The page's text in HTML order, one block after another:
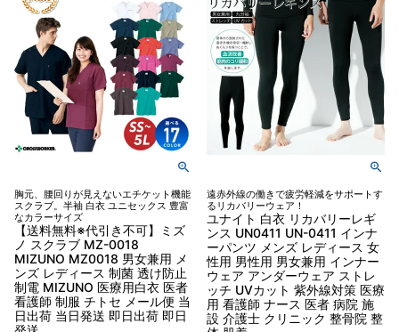
胸元、腰回りが見えないエチケット機能
スクラブ。半袖 白衣 ユニセックス 豊富
なカラーサイズ
【送料無料※代引き不可】ミズ
ノ スクラブ MZ-0018
MIZUNO MZ0018 男女兼用 メ
ンズ レディース 制菌 透け防止
制電 MIZUNO 医療用白衣 医者
看護師 制服 チトセ メール便 当
日出荷 当日発送 即日出荷 即日
遠赤外線の働きで疲労軽減をサポートす
るリカバリーウェア！
ユナイト 白衣 リカバリーレギ
ンス UN0411 UN-0411 インナ
ーパンツ メンズ レディース 女
性用 男性用 男女兼用 インナー
ウェア アンダーウェア ストレ
ッチ UVカット 紫外線対策 医療
用 看護師 ナース 医者 病院 施
設 介護士 クリニック 整骨院 整